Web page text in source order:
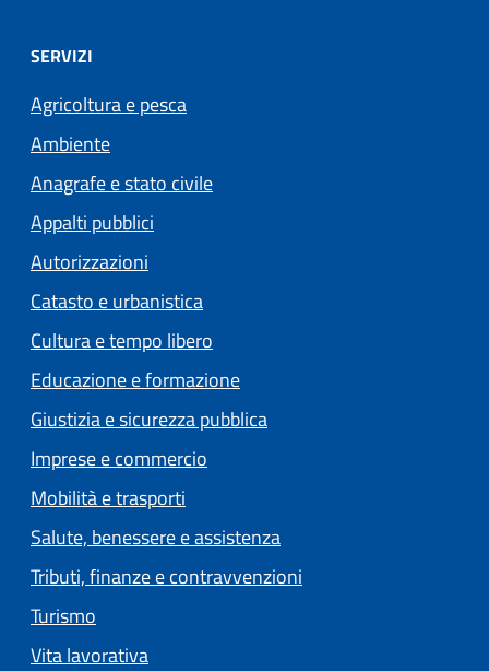
SERVIZI
Agricoltura e pesca
Ambiente
Anagrafe e stato civile
Appalti pubblici
Autorizzazioni
Catasto e urbanistica
Cultura e tempo libero
Educazione e formazione
Giustizia e sicurezza pubblica
Imprese e commercio
Mobilità e trasporti
Salute, benessere e assistenza
Tributi, finanze e contravvenzioni
Turismo
Vita lavorativa